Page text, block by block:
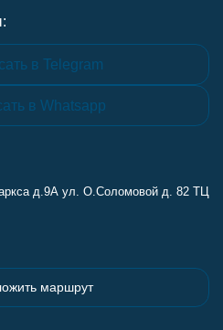
в Telegram
в Whatsapp
д.9А ул. О.Соломовой д. 82 ТЦ
маршрут